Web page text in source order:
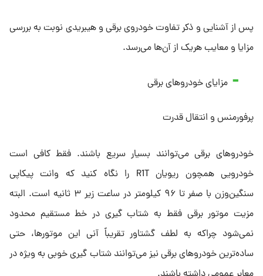
پس از آشنایی و ذکر تفاوت خودروی برقی و هیبریدی نوبت به بررسی
مزایا و معایب هریک از آن‌ها می‌رسد.
مزایای خودروهای برقی
پرفورمنس و انتقال قدرت
خودروهای برقی می‌توانند بسیار سریع باشند. فقط کافی است
خودرویی همچون ریویان R1T را نگاه کنید که وانت پیکاپی
سنگین‌وزن با صفر تا ۹۶ کیلومتر در ساعت زیر ۳ ثانیه است. البته
مزیت موتور برقی فقط به شتاب گیری در خط مستقیم محدود
نمی‌شود چراکه به لطف گشتاور تقریباً آنی این موتورها، حتی
ساده‌ترین خودروهای برقی نیز می‌توانند شتاب گیری خوبی به ویژه در